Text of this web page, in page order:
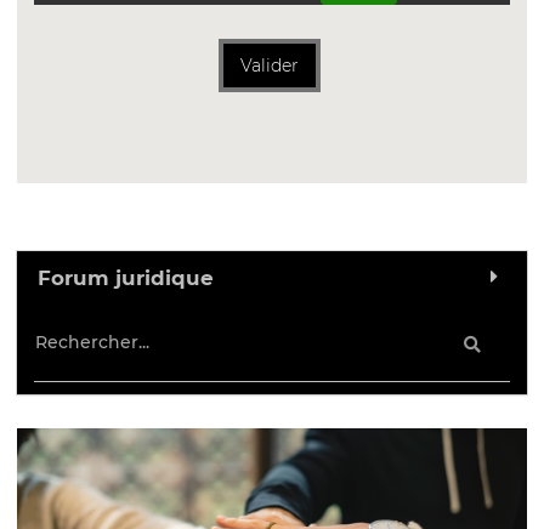
Valider
Forum juridique